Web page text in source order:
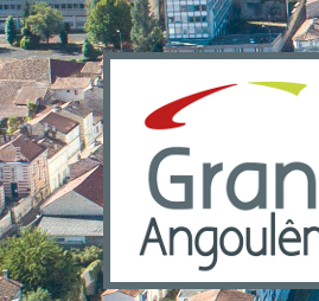
Panneau de gestion des cookies